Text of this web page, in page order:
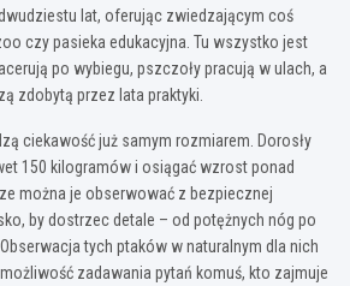
lat, oferując zwiedzającym coś
czy pasieka edukacyjna. Tu wszystko jest
po wybiegu, pszczoły pracują w ulach, a
zdobytą przez lata praktyki.
ciekawość już samym rozmiarem. Dorosły
150 kilogramów i osiągać wzrost ponad
można je obserwować z bezpiecznej
by dostrzec detale – od potężnych nóg po
tych ptaków w naturalnym dla nich
zadawania pytań komuś, kto zajmuje